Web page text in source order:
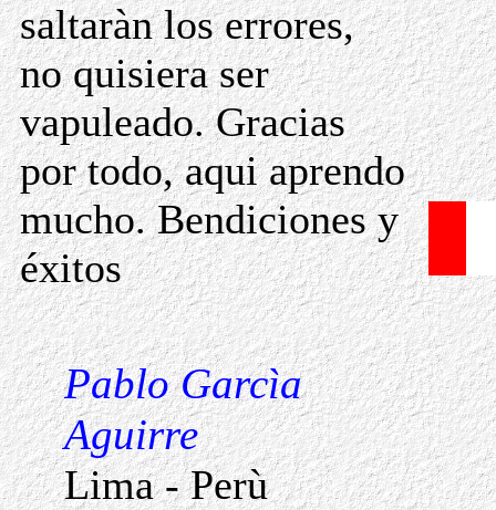
saltaràn los errores,
no quisiera ser
vapuleado. Gracias
por todo, aqui aprendo
mucho. Bendiciones y
éxitos
Pablo Garcìa
Aguirre
Lima - Perù